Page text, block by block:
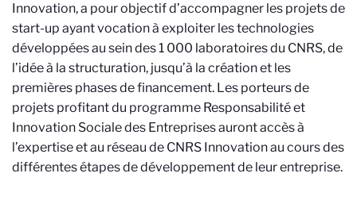
Innovation, a pour objectif d’accompagner les projets de
start-up ayant vocation à exploiter les technologies
développées au sein des 1 000 laboratoires du CNRS, de
l’idée à la structuration, jusqu’à la création et les
premières phases de financement. Les porteurs de
projets profitant du programme Responsabilité et
Innovation Sociale des Entreprises auront accès à
l’expertise et au réseau de CNRS Innovation au cours des
différentes étapes de développement de leur entreprise.